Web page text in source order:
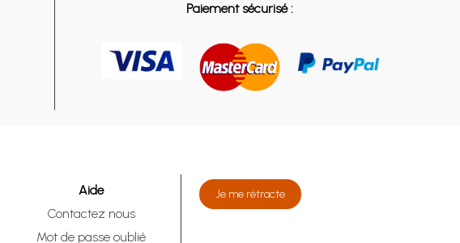
Paiement sécurisé :
Aide
Contactez nous
Mot de passe oublié
Je me rétracte